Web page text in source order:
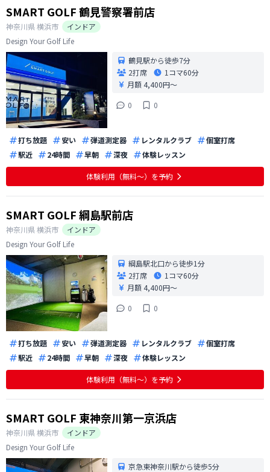
SMART GOLF 鶴見警察署前店
神奈川県横浜市
インドア
Design Your Golf Life
鶴見駅から徒歩7分
2打席
1コマ60分
月額 4,400円〜
0
0
打ち放題 安い 弾道測定器 レンタルクラブ
個室打席
駅近
24時間 早朝 深夜 体験レッスン
体験利用（無料〜）を予約
SMART GOLF 綱島駅前店
神奈川県横浜市
インドア
Design Your Golf Life
綱島駅北口から徒歩1分
2打席
1コマ60分
月額 4,400円〜
0
0
打ち放題 安い 弾道測定器 レンタルクラブ
個室打席
駅近
24時間 早朝 深夜 体験レッスン
体験利用（無料〜）を予約
SMART GOLF 東神奈川第一京浜店
神奈川県横浜市
インドア
Design Your Golf Life
京急東神奈川駅から徒歩5分